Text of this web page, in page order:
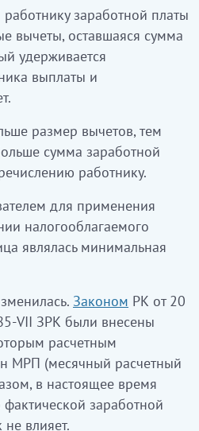
заработной платы
вычеты, оставшаяся сумма
удерживается
выплаты и
размер вычетов, тем
сумма заработной
работнику.
для применения
налогооблагаемого
являлась минимальная
Законом РК от 20
VII ЗРК были внесены
расчетным
МРП (месячный расчетный
в настоящее время
заработной
влияет.